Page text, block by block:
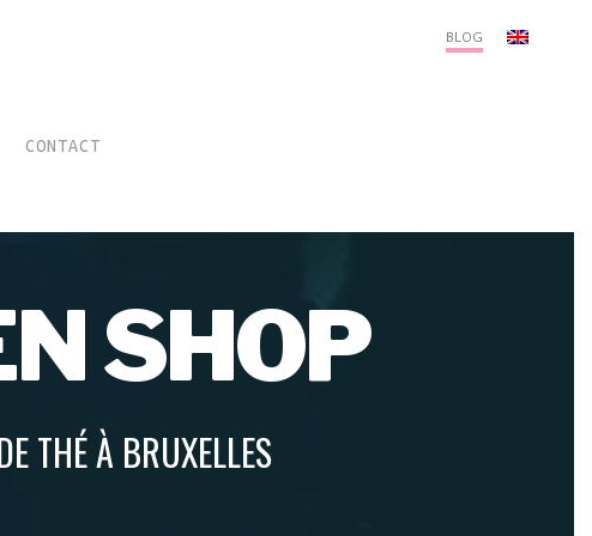
BLOG
CONTACT
SHOP
THÉ À BRUXELLES
Menu